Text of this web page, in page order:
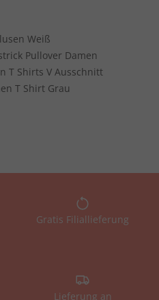
Weiß
Pullover Damen
T Shirts V Ausschnitt
T Shirt Grau
Gratis Filiallieferung
Lieferung an